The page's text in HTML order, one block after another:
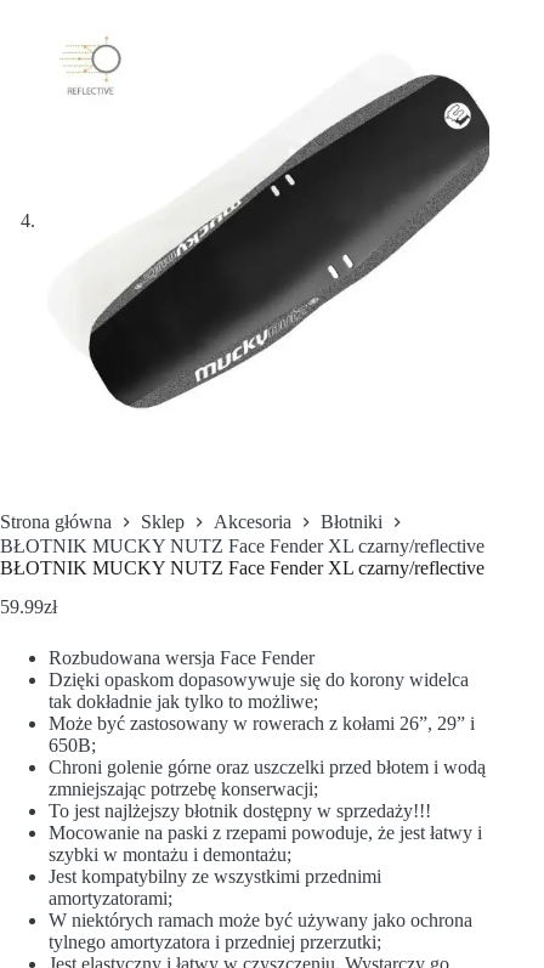
Strona główna Sklep Akcesoria
Błotniki
BŁOTNIK MUCKY NUTZ Face Fender XL czarny/reflective
BŁOTNIK MUCKY NUTZ Face Fender XL czarny/reflective
59.99zł
Rozbudowana wersja Face Fender
Dzięki opaskom dopasowywuje się do korony widelca
tak dokładnie jak tylko to możliwe;
Może być zastosowany w rowerach z kołami 26”, 29” i
650B;
Chroni golenie górne oraz uszczelki przed błotem i wodą
zmniejszając potrzebę konserwacji;
To jest najlżejszy błotnik dostępny w sprzedaży!!!
Mocowanie na paski z rzepami powoduje, że jest łatwy i
szybki w montażu i demontażu;
Jest kompatybilny ze wszystkimi przednimi
amortyzatorami;
W niektórych ramach może być używany jako ochrona
tylnego amortyzatora i przedniej przerzutki;